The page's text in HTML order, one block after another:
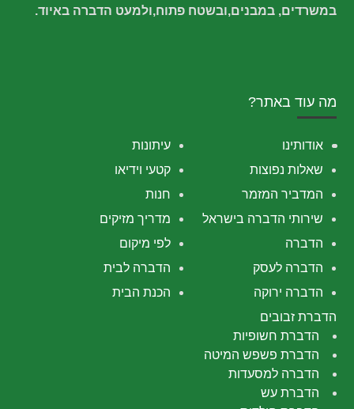
במשרדים, במבנים,ובשטח פתוח,ולמעט הדברה באיוד.
מה עוד באתר?
עיתונות
אודותינו
קטעי וידיאו
שאלות נפוצות
חנות
המדביר המזמר
מדריך מזיקים
שירותי הדברה בישראל
לפי מיקום
הדברה
הדברה לבית
הדברה לעסק
הכנת הבית
הדברה ירוקה
הדברת זבובים
הדברת חשופיות
הדברת פשפש המיטה
הדברה למסעדות
הדברת עש